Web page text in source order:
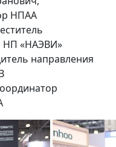
НПАА
НП «НАЭВИ»
направления